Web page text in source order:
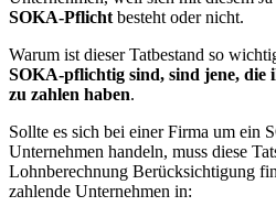
SOKA-Pflicht besteht oder nicht.
Warum ist dieser Tatbestand so
SOKA-pflichtig sind, sind jene,
zu zahlen haben.
Sollte es sich bei einer Firma um ein
Unternehmen handeln, muss diese
Lohnberechnung Berücksichtigung
zahlende Unternehmen in: